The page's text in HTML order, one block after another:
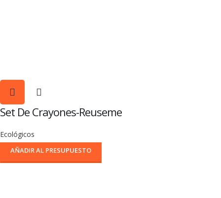
Set De Crayones-Reuseme
Ecológicos
AÑADIR AL PRESUPUESTO